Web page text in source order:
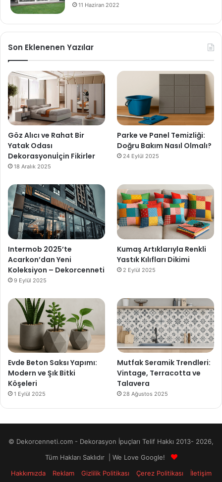
11 Haziran 2022
Son Eklenenen Yazılar
Göz Alıcı ve Rahat Bir
Yatak Odası
Dekorasyonuİçin Fikirler
18 Aralık 2025
Parke ve Panel Temizliği:
Doğru Bakım Nasıl Olmalı?
24 Eylül 2025
Intermob 2025’te
Acarkon’dan Yeni
Koleksiyon – Dekorcenneti
9 Eylül 2025
Kumaş Artıklarıyla Renkli
Yastık Kılıfları Dikimi
2 Eylül 2025
Evde Beton Saksı Yapımı:
Modern ve Şık Bitki
Köşeleri
1 Eylül 2025
Mutfak Seramik Trendleri:
Vintage, Terracotta ve
Talavera
28 Ağustos 2025
© Dekorcenneti.com - Dekorasyon İpuçları Telif Hakkı 2013- 2026,
Tüm Hakları Saklıdır | We Love Google!
Hakkımızda
Reklam Gizlilik Politikası Çerez Politikası İletişim